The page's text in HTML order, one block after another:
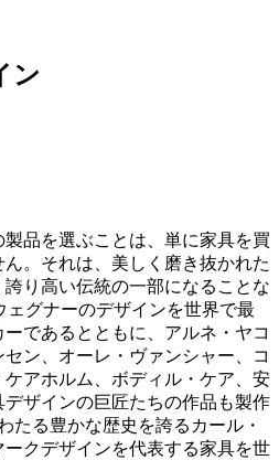
ン
品を選ぶことは、単に家具を買
。それは、美しく磨き抜かれた
り高い伝統の一部になることな
ェグナーのデザインを世界で最
であるとともに、アルネ・ヤコ
ン、オーレ・ヴァンシャー、コ
アホルム、ボディル・ケア、安
ザインの巨匠たちの作品も製作
たる豊かな歴史を誇るカール・
クデザインを代表する家具を世